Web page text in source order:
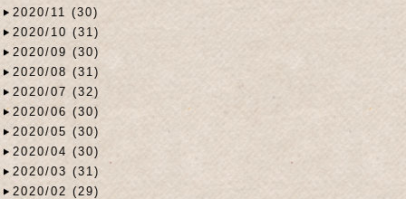
2020/11 (30)
2020/10 (31)
2020/09 (30)
2020/08 (31)
2020/07 (32)
2020/06 (30)
2020/05 (30)
2020/04 (30)
2020/03 (31)
2020/02 (29)